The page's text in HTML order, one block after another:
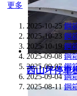
西山坪停車
更多
2025-10-25 鋼
2025-10-23 鋼
2025-10-19 鋼
2025-09-08 鋼
2025-09-07 鋼
2025-09-04 鋼
2025-08-11 鋼